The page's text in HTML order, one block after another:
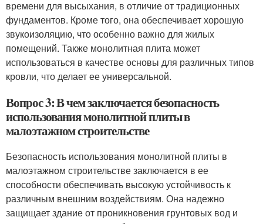
времени для высыхания, в отличие от традиционных
фундаментов. Кроме того, она обеспечивает хорошую
звукоизоляцию, что особенно важно для жилых
помещений. Также монолитная плита может
использоваться в качестве основы для различных типов
кровли, что делает ее универсальной.
Вопрос 3: В чем заключается безопасность
использования монолитной плиты в
малоэтажном строительстве
Безопасность использования монолитной плиты в
малоэтажном строительстве заключается в ее
способности обеспечивать высокую устойчивость к
различным внешним воздействиям. Она надежно
защищает здание от проникновения грунтовых вод и